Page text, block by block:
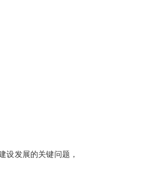
设发展的关键问题，